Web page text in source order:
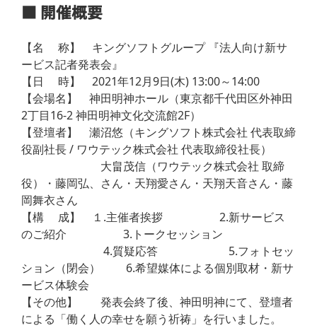
■ 開催概要
【名 称】 キングソフトグループ 『法人向け新サ
ービス記者発表会』
【日 時】 2021年12月9日(木) 13:00～14:00
【会場名】 神田明神ホール（東京都千代田区外神田
2丁目16-2 神田明神文化交流館2F）
【登壇者】 瀬沼悠（キングソフト株式会社 代表取締
役副社長 / ワウテック株式会社 代表取締役社長）
大畠茂信（ワウテック株式会社 取締
役）・藤岡弘、さん・天翔愛さん・天翔天音さん・藤
岡舞衣さん
【構 成】 １.主催者挨拶 2.新サービス
のご紹介 3.トークセッション
4.質疑応答 5.フォトセッ
ション（閉会） 6.希望媒体による個別取材・新サ
ービス体験会
【その他】 発表会終了後、神田明神にて、登壇者
による「働く人の幸せを願う祈祷」を行いました。